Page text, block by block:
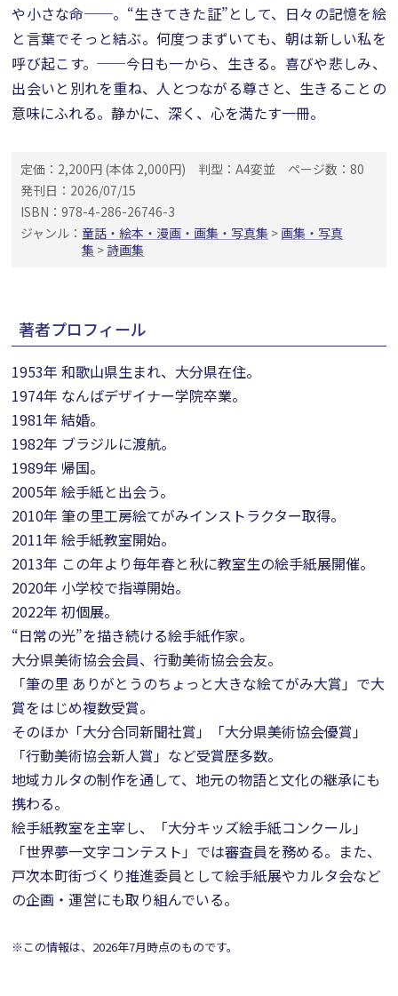
や小さな命──。“生きてきた証”として、日々の記憶を絵
と言葉でそっと結ぶ。何度つまずいても、朝は新しい私を
呼び起こす。──今日も一から、生きる。喜びや悲しみ、
出会いと別れを重ね、人とつながる尊さと、生きることの
意味にふれる。静かに、深く、心を満たす一冊。
定価：2,200円 (本体 2,000円) 判型：A4変並
ページ数：80
発刊日：2026/07/15
ISBN：978-4-286-26746-3
ジャンル： 童話・絵本・漫画・画集・写真集 > 画集・写真
集 > 詩画集
著者プロフィール
1953年 和歌山県生まれ、大分県在住。
1974年 なんばデザイナー学院卒業。
1981年 結婚。
1982年 ブラジルに渡航。
1989年 帰国。
2005年 絵手紙と出会う。
2010年 筆の里工房絵てがみインストラクター取得。
2011年 絵手紙教室開始。
2013年 この年より毎年春と秋に教室生の絵手紙展開催。
2020年 小学校で指導開始。
2022年 初個展。
“日常の光”を描き続ける絵手紙作家。
大分県美術協会会員、行動美術協会会友。
「筆の里 ありがとうのちょっと大きな絵てがみ大賞」で大
賞をはじめ複数受賞。
そのほか「大分合同新聞社賞」「大分県美術協会優賞」
「行動美術協会新人賞」など受賞歴多数。
地域カルタの制作を通して、地元の物語と文化の継承にも
携わる。
絵手紙教室を主宰し、「大分キッズ絵手紙コンクール」
「世界夢一文字コンテスト」では審査員を務める。また、
戸次本町街づくり推進委員として絵手紙展やカルタ会など
の企画・運営にも取り組んでいる。
※この情報は、2026年7月時点のものです。